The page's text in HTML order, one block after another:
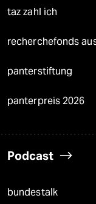
taz zahl ich
recherchefonds
panterstiftung
panterpreis 2026
Podcast
bundestalk